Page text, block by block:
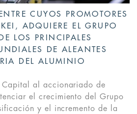
CUYOS PROMOTORES
ADQUIERE EL GRUPO
LOS PRINCIPALES
DE ALEANTES
DEL ALUMINIO
Capital al accionariado de
el crecimiento del Grupo
y el incremento de la